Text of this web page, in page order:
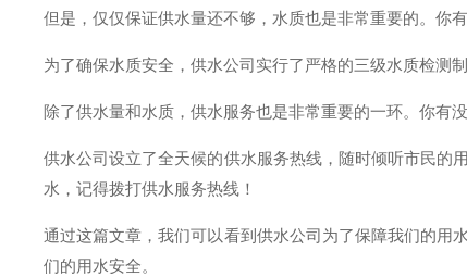
但是，仅仅保证供水量还不够，水质也是非常重要的。你
为了确保水质安全，供水公司实行了严格的三级水质检测
除了供水量和水质，供水服务也是非常重要的一环。你有
供水公司设立了全天候的供水服务热线，随时倾听市民的
水，记得拨打供水服务热线！
通过这篇文章，我们可以看到供水公司为了保障我们的用
们的用水安全。